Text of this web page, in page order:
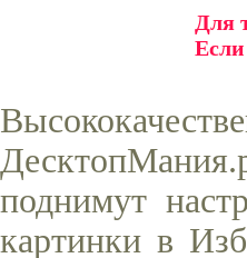
Для
поднимут
картинки в